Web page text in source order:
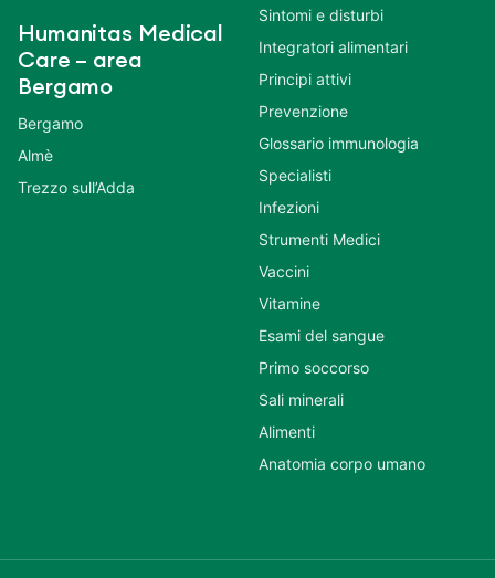
Humanitas Medical
Care – area
Bergamo
Bergamo
Almè
Trezzo sull’Adda
Sintomi e disturbi
Integratori alimentari
Principi attivi
Prevenzione
Glossario immunologia
Specialisti
Infezioni
Strumenti Medici
Vaccini
Vitamine
Esami del sangue
Primo soccorso
Sali minerali
Alimenti
Anatomia corpo umano